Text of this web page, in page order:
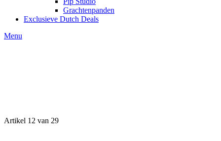
Grachtenpanden
Exclusieve Dutch Deals
Menu
Artikel 12 van 29